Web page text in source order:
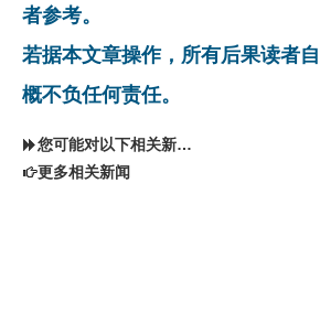
者参考。
若据本文章操作，所有后果读者
概不负任何责任。
您可能对以下相关新闻同样感兴趣
更多相关新闻